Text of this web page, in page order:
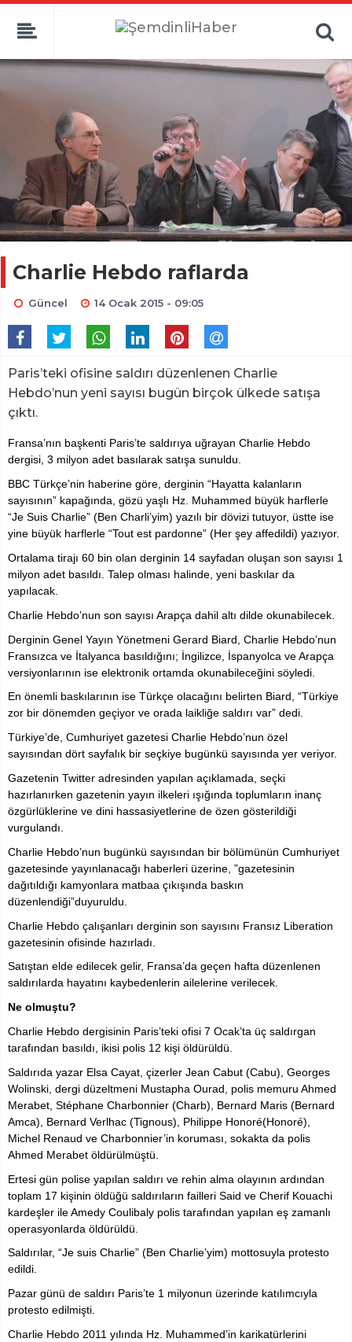
Charlie Hebdo raflarda
Güncel 14 Ocak 2015 - 09:05
Paris’teki ofisine saldırı düzenlenen Charlie
Hebdo’nun yeni sayısı bugün birçok ülkede satışa
çıktı.
Fransa’nın başkenti Paris’te saldırıya uğrayan Charlie Hebdo
dergisi, 3 milyon adet basılarak satışa sunuldu.
BBC Türkçe’nin haberine göre, derginin “Hayatta kalanların
sayısının” kapağında, gözü yaşlı Hz. Muhammed büyük harflerle
“Je Suis Charlie” (Ben Charli’yim) yazılı bir dövizi tutuyor, üstte ise
yine büyük harflerle “Tout est pardonne” (Her şey affedildi) yazıyor.
Ortalama tirajı 60 bin olan derginin 14 sayfadan oluşan son sayısı 1
milyon adet basıldı. Talep olması halinde, yeni baskılar da
yapılacak.
Charlie Hebdo’nun son sayısı Arapça dahil altı dilde okunabilecek.
Derginin Genel Yayın Yönetmeni Gerard Biard, Charlie Hebdo’nun
Fransızca ve İtalyanca basıldığını; İngilizce, İspanyolca ve Arapça
versiyonlarının ise elektronik ortamda okunabileceğini söyledi.
En önemli baskılarının ise Türkçe olacağını belirten Biard, “Türkiye
zor bir dönemden geçiyor ve orada laikliğe saldırı var” dedi.
Türkiye’de, Cumhuriyet gazetesi Charlie Hebdo’nun özel
sayısından dört sayfalık bir seçkiye bugünkü sayısında yer veriyor.
Gazetenin Twitter adresinden yapılan açıklamada, seçki
hazırlanırken gazetenin yayın ilkeleri ışığında toplumların inanç
özgürlüklerine ve dini hassasiyetlerine de özen gösterildiği
vurgulandı.
Charlie Hebdo’nun bugünkü sayısından bir bölümünün Cumhuriyet
gazetesinde yayınlanacağı haberleri üzerine, ”gazetesinin
dağıtıldığı kamyonlara matbaa çıkışında baskın
düzenlendiği”duyuruldu.
Charlie Hebdo çalışanları derginin son sayısını Fransız Liberation
gazetesinin ofisinde hazırladı.
Satıştan elde edilecek gelir, Fransa’da geçen hafta düzenlenen
saldırılarda hayatını kaybedenlerin ailelerine verilecek.
Ne olmuştu?
Charlie Hebdo dergisinin Paris’teki ofisi 7 Ocak’ta üç saldırgan
tarafından basıldı, ikisi polis 12 kişi öldürüldü.
Saldırıda yazar Elsa Cayat, çizerler Jean Cabut (Cabu), Georges
Wolinski, dergi düzeltmeni Mustapha Ourad, polis memuru Ahmed
Merabet, Stéphane Charbonnier (Charb), Bernard Maris (Bernard
Amca), Bernard Verlhac (Tignous), Philippe Honoré(Honoré),
Michel Renaud ve Charbonnier’in koruması, sokakta da polis
Ahmed Merabet öldürülmüştü.
Ertesi gün polise yapılan saldırı ve rehin alma olayının ardından
toplam 17 kişinin öldüğü saldırıların failleri Said ve Cherif Kouachi
kardeşler ile Amedy Coulibaly polis tarafından yapılan eş zamanlı
operasyonlarda öldürüldü.
Saldırılar, “Je suis Charlie” (Ben Charlie’yim) mottosuyla protesto
edildi.
Pazar günü de saldırı Paris’te 1 milyonun üzerinde katılımcıyla
protesto edilmişti.
Charlie Hebdo 2011 yılında Hz. Muhammed’in karikatürlerini